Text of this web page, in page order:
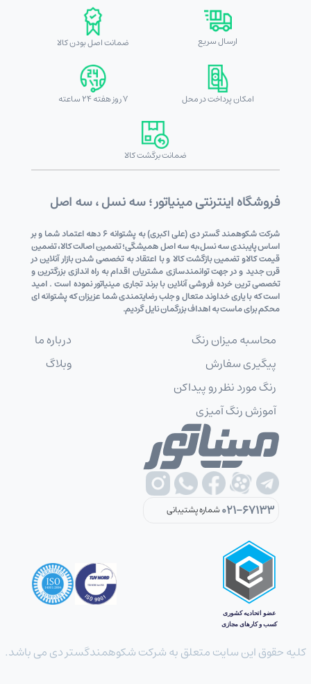
ارسال سریع ضمانت اصل بودن کالا
امکان پرداخت در محل 7 روز هفته 24 ساعته
ضمانت برگشت کالا
فروشگاه اینترنتی مینیاتور ؛ سه نسل ، سه اصل
شرکت شکوهمند گستر دی (علی اکبری) به پشتوانه 6 دهه اعتماد شما و بر
اساس پایبندی سه نسل،به سه اصل همیشگی؛ تضمین اصالت کالا، تضمین
قیمت کالاو تضمین بازگشت کالا و با اعتقاد به تخصصی شدن بازار آنلاین در
قرن جدید و در جهت توانمندسازی مشتریان اقدام به راه اندازی بزرگترین و
تخصصی ترین خرده فروشی آنلاین با برند تجاری مینیاتور نموده است . امید
است که با یاری خداوند متعال و جلب رضایتمندی شما عزیزان که پشتوانه ای
محکم برای ماست به اهداف بزرگمان نایل گردیم.
محاسبه میزان رنگ
پیگیری سفارش
رنگ مورد نظر رو پیداکن
آموزش رنگ آمیزی
درباره ما
وبلاگ
021-67133شماره پشتیبانی
کلیه حقوق این سایت متعلق به شرکت شکوهمندگستر دی می باشد.